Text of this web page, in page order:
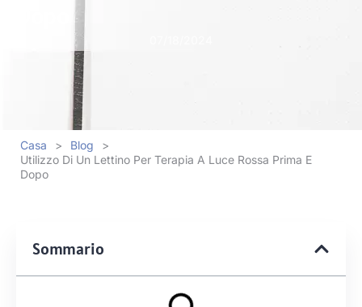
Casa > Blog
>
Utilizzo Di Un Lettino Per Terapia A Luce Rossa Prima E
Dopo
Sommario